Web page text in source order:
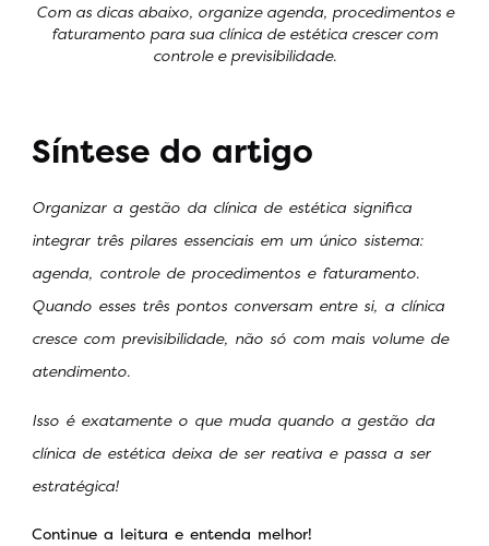
Com as dicas abaixo, organize agenda, procedimentos e
faturamento para sua clínica de estética crescer com
controle e previsibilidade.
Síntese do artigo
Organizar a gestão da clínica de estética significa
integrar três pilares essenciais em um único sistema:
agenda, controle de procedimentos e faturamento.
Quando esses três pontos conversam entre si, a clínica
cresce com previsibilidade, não só com mais volume de
atendimento.
Isso é exatamente o que muda quando a gestão da
clínica de estética deixa de ser reativa e passa a ser
estratégica!
Continue a leitura e entenda melhor!